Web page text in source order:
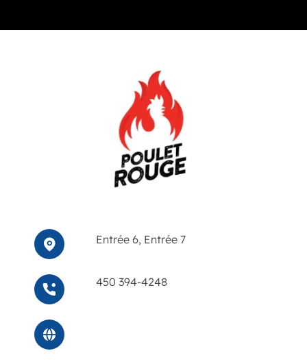
Carte-cadeau
Entrée 6, Entrée 7
450 394-4248